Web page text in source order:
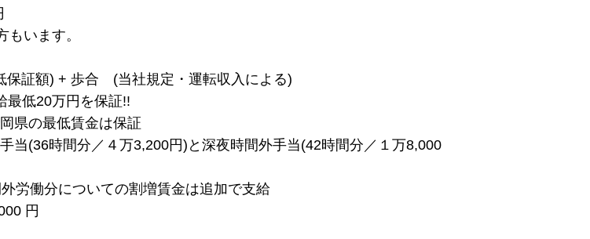
います。
保証額) + 歩合 (当社規定・運転収入による)
低20万円を保証!!
県の最低賃金は保証
当(36時間分／４万3,200円)と深夜時間外手当(42時間分／１万8,000
労働分についての割増賃金は追加で支給
円